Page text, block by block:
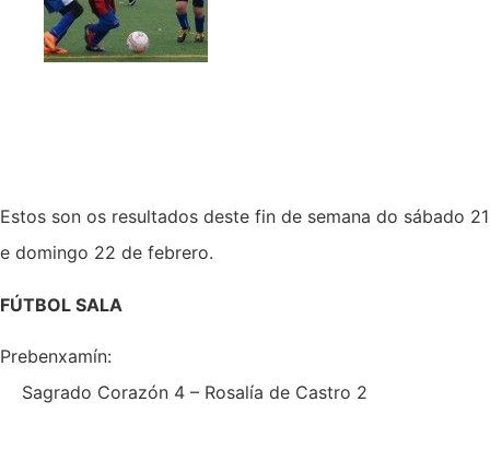
Estos son os resultados deste fin de semana do sábado 21
e domingo 22 de febrero.
FÚTBOL SALA
Prebenxamín:
Sagrado Corazón 4 – Rosalía de Castro 2